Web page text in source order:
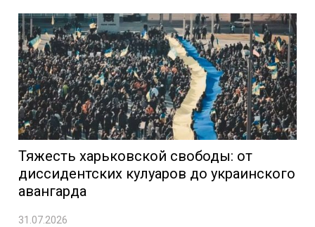
Тяжесть харьковской свободы: от
диссидентских кулуаров до украинского
авангарда
31.07.2026